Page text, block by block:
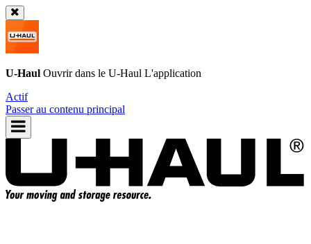
U-Haul Ouvrir dans le U-Haul L'application
Actif
Passer au contenu principal